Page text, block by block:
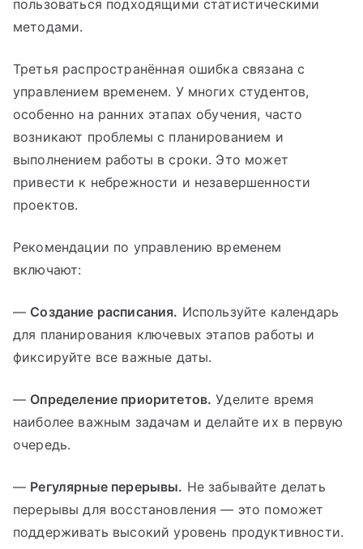
пользоваться подходящими статистическими
методами.
Третья распространённая ошибка связана с
управлением временем. У многих студентов,
особенно на ранних этапах обучения, часто
возникают проблемы с планированием и
выполнением работы в сроки. Это может
привести к небрежности и незавершенности
проектов.
Рекомендации по управлению временем
включают:
— Создание расписания. Используйте календарь
для планирования ключевых этапов работы и
фиксируйте все важные даты.
— Определение приоритетов. Уделите время
наиболее важным задачам и делайте их в первую
очередь.
— Регулярные перерывы. Не забывайте делать
перерывы для восстановления — это поможет
поддерживать высокий уровень продуктивности.